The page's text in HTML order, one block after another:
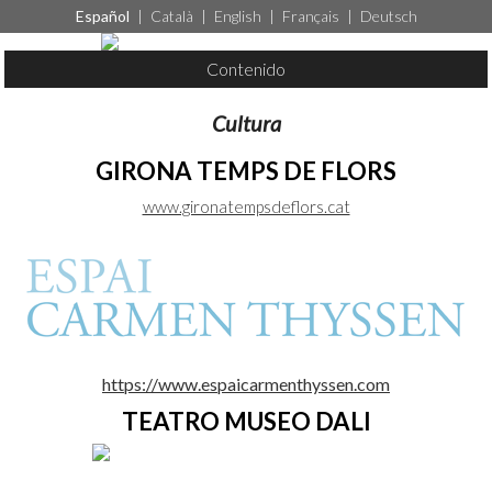
Español | Català | English | Français | Deutsch
Contenido
Cultura
GIRONA TEMPS DE FLORS
www.gironatempsdeflors.cat
https://www.espaicarmenthyssen.com
TEATRO MUSEO DALI